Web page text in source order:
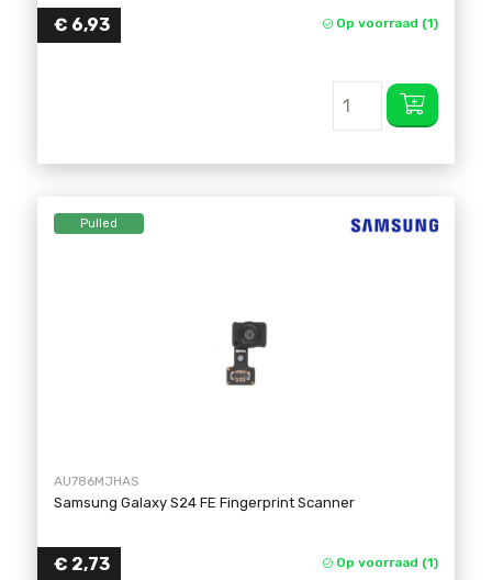
€ 6,93 Op voorraad (1)
Pulled
AU786MJHAS
Samsung Galaxy S24 FE Fingerprint Scanner
€ 2,73 Op voorraad (1)